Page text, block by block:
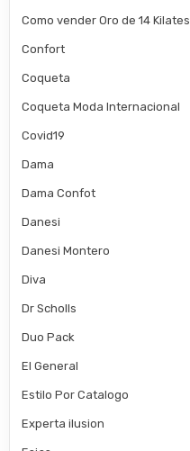
Como vender Oro de 14 Kilates
Confort
Coqueta
Coqueta Moda Internacional
Covid19
Dama
Dama Confot
Danesi
Danesi Montero
Diva
Dr Scholls
Duo Pack
El General
Estilo Por Catalogo
Experta ilusion